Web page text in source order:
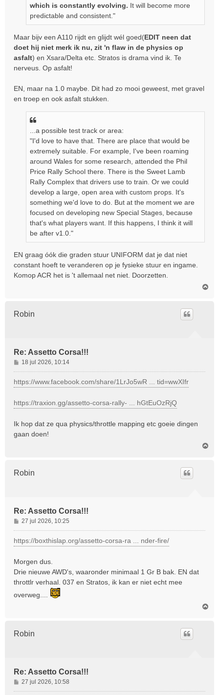
which is constantly evolving. It will become more
predictable and consistent."
Maar bijv een A110 rijdt en glijdt wél goed(EDIT neen dat
doet hij niet merk ik nu, zit 'n flaw in de physics op
asfalt) en Xsara/Delta etc. Stratos is drama vind ik. Te
nerveus. Op asfalt!
EN, maar na 1.0 maybe. Dit had zo mooi geweest, met gravel
en troep en ook asfalt stukken.
...a possible test track or area:
"I'd love to have that. There are place that would be
extremely suitable. For example, I've been roaming
around Wales for some research, attended the Phil
Price Rally School there. There is the Sweet Lamb
Rally Complex that drivers use to train. Or we could
develop a large, open area with custom props. It's
something we'd love to do. But at the moment we are
focused on developing new Special Stages, because
that's what players want. If this happens, I think it will
be after v1.0."
EN graag óók die graden stuur UNIFORM dat je dat niet
constant hoeft te veranderen op je fysieke stuur en ingame.
Komop ACR het is 't allemaal net niet. Doorzetten.
Robin
Re: Assetto Corsa!!!
B
e
r
i
h
18 jul 2026, 10:14
https://www.facebook.com/share/1LrJo5wR ... tid=wwXIfr
https://traxion.gg/assetto-corsa-rally- ... hGtEuOzRjQ
Ik hop dat ze qua physics/throttle mapping etc goeie dingen
gaan doen!
Robin
Re: Assetto Corsa!!!
B
e
r
i
h
t
27 jul 2026, 10:25
https://boxthislap.org/assetto-corsa-ra ... nder-fire/
Morgen dus.
Drie nieuwe AWD's, waaronder minimaal 1 Gr B bak. EN dat
throttlr verhaal. 037 en Stratos, ik kan er niet echt mee
overweg....
Robin
Re: Assetto Corsa!!!
B
e
27 jul 2026, 10:58